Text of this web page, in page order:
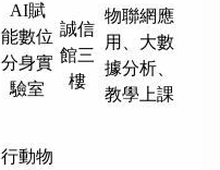
AI賦
能數位
分身實
驗室
誠信
館三
樓
物聯網應
用、大數
據分析、
教學上課
行動物